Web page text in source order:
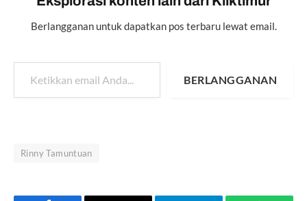
Berlangganan untuk dapatkan pos terbaru lewat email.
Ketikkan email Anda...
BERLANGGANAN
Rinny Tamuntuan